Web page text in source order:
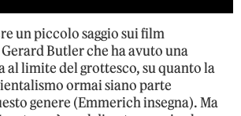
un piccolo saggio sui film
Butler che ha avuto una
al limite del grottesco, su quanto la
ormai siano parte
genere (Emmerich insegna). Ma